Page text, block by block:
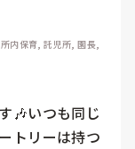
内保育, 託児所, 園長,
🎶いつも同じ
トリーは持つ